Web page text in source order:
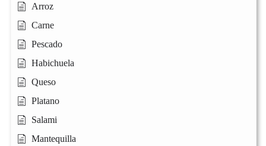
Arroz
Carne
Pescado
Habichuela
Queso
Platano
Salami
Mantequilla